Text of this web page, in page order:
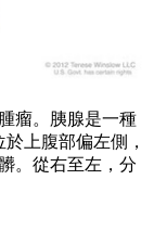
瘤。胰腺是一種
上腹部偏左側，
。從右至左，分